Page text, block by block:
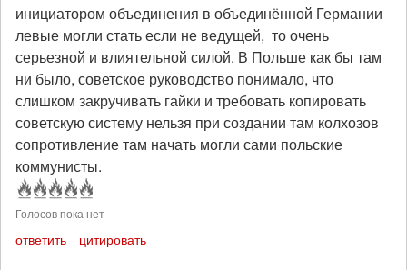
инициатором объединения в объединённой Германии
левые могли стать если не ведущей, то очень
серьезной и влиятельной силой. В Польше как бы там
ни было, советское руководство понимало, что
слишком закручивать гайки и требовать копировать
советскую систему нельзя при создании там колхозов
сопротивление там начать могли сами польские
коммунисты.
Голосов пока нет
ответить цитировать